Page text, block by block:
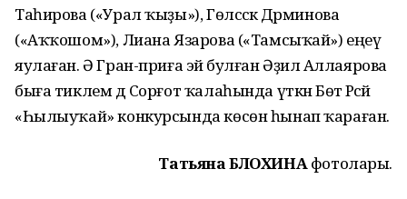
Таһирова («Урал ҡыҙы»), Гөлсәсәк Дәрминова
(«Аҡҡошом»), Лиана Язарова («Тамсыҡай») еңеү
яулаған. Ә Гран-приға эйә булған Әҙилә Аллаярова
быға тиклем дә Сорғот ҡалаһында үткән Бөтә Рәсәй
«Һылыуҡай» конкурсында көсөн һынап ҡараған.
Татьяна БЛОХИНАфотолары.